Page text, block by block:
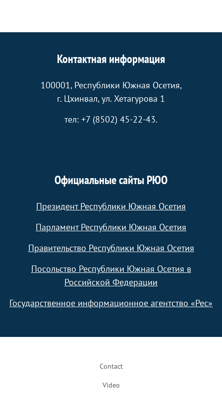
Контактная информация
100001, Республики Южная Осетия,
г. Цхинвал, ул. Хетагурова 1
тел: +7 (8502) 45-22-43.
Официальные сайты РЮО
Президент Республики Южная Осетия
Парламент Республики Южная Осетия
Правительство Республики Южная Осетия
Посольство Республики Южная Осетия в
Российской Федерации
Государственное информационное агентство «Рес»
Contact
Video